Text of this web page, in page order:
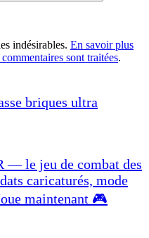
indésirables. En savoir plus
sont traitées.
briques ultra
— le jeu de combat des
caricaturés, mode
maintenant 🎮